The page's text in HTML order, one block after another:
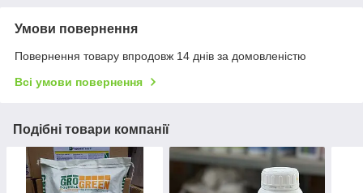
Умови повернення
Повернення товару впродовж 14 днів за домовленістю
Всі умови повернення
Подібні товари компанії